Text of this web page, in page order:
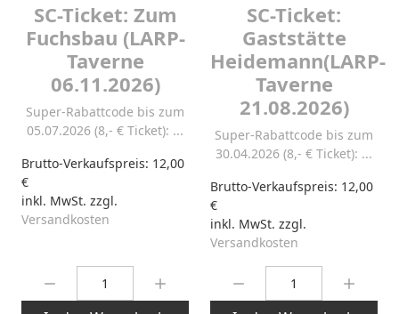
SC-Ticket: Zum
Fuchsbau (LARP-
Taverne
06.11.2026)
Super-Rabattcode bis zum
05.07.2026 (8,- € Ticket): ...
Brutto-Verkaufspreis: 12,00
€
inkl. MwSt. zzgl.
Versandkosten
SC-Ticket:
Gaststätte
Heidemann(LARP-
Taverne
21.08.2026)
Super-Rabattcode bis zum
30.04.2026 (8,- € Ticket): ...
Brutto-Verkaufspreis: 12,00
€
inkl. MwSt. zzgl.
Versandkosten